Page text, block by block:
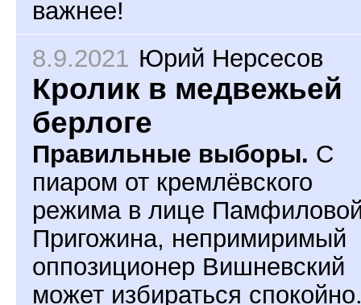
важнее!
8.9.2021 Юрий Нерсесов
Кролик в медвежьей
берлоге
Правильные выборы. С
пиаром от кремлёвского
режима в лице
Пригожина, непримиримый
оппозиционер Вишневский
может избираться